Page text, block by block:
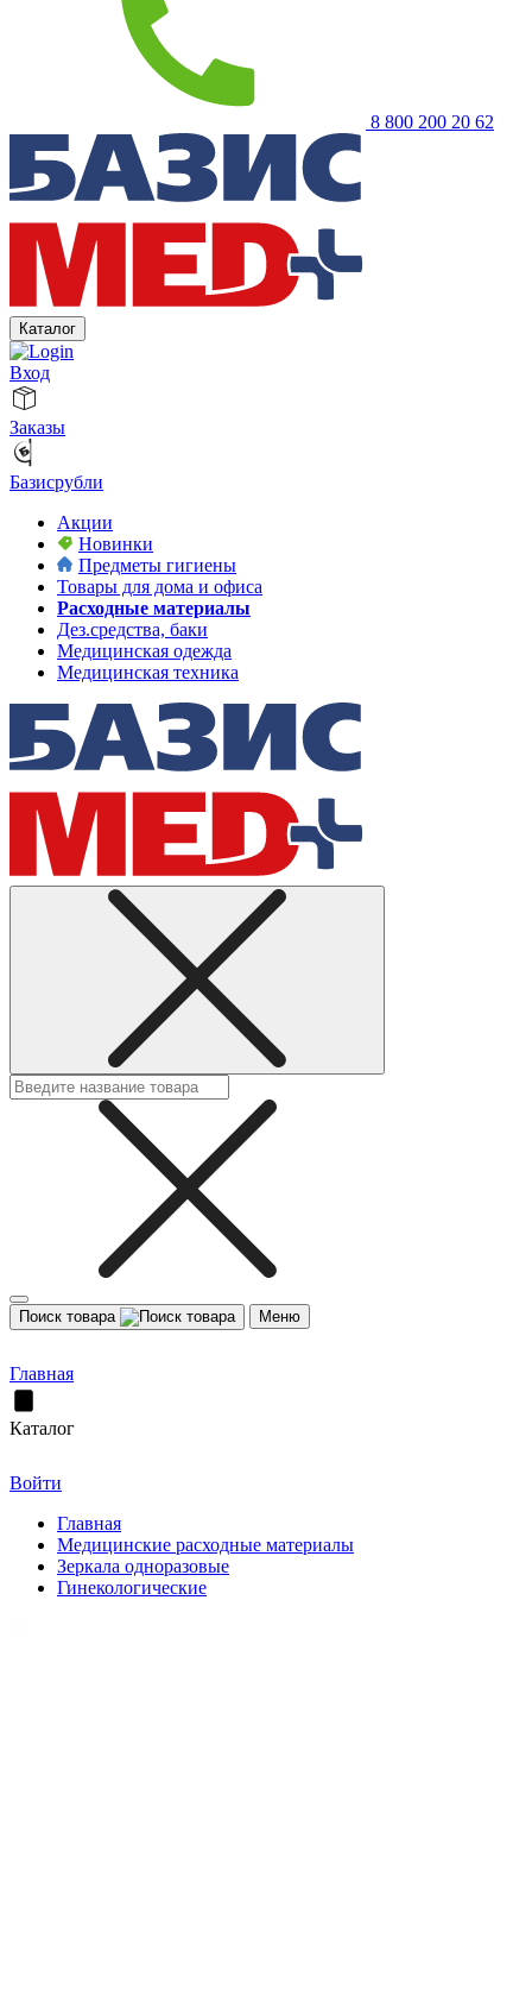
8 800 200 20 62
Каталог
Вход
Заказы
Базисрубли
Акции
Новинки
Предметы гигиены
Товары для дома и офиса
Расходные материалы
Дез.средства, баки
Медицинская одежда
Медицинская техника
Поиск товара Меню
Главная
Каталог
Войти
Главная
Медицинские расходные материалы
Зеркала одноразовые
Гинекологические